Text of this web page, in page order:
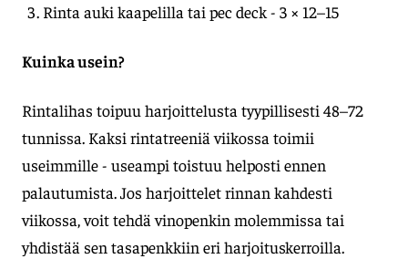
Rinta auki kaapelilla tai pec deck - 3 × 12–15
Kuinka usein?
Rintalihas toipuu harjoittelusta tyypillisesti 48–72
tunnissa. Kaksi rintatreeniä viikossa toimii
useimmille - useampi toistuu helposti ennen
palautumista. Jos harjoittelet rinnan kahdesti
viikossa, voit tehdä vinopenkin molemmissa tai
yhdistää sen tasapenkkiin eri harjoituskerroilla.